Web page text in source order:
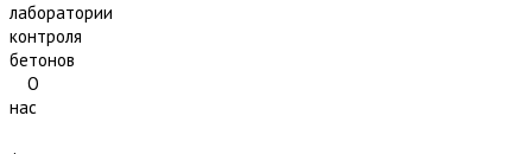
лаборатории
контроля
бетонов
О
нас